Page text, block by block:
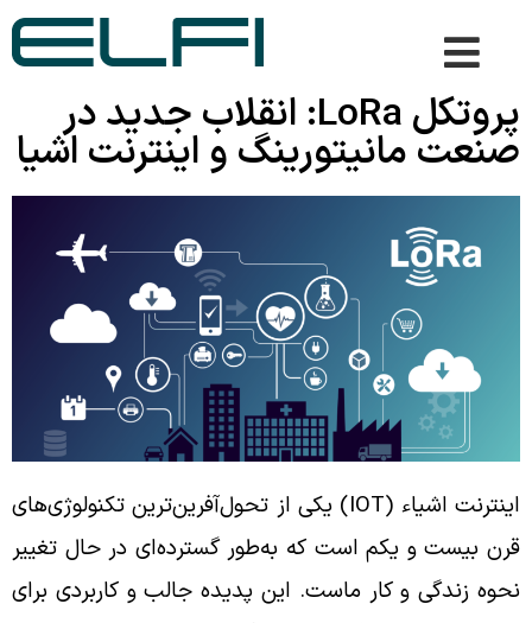
پروتکل LoRa: انقلاب جدید در
صنعت مانیتورینگ و اینترنت اشیا
اینترنت اشیاء (IOT) یکی از تحول‌آفرین‌ترین تکنولوژی‌های
قرن بیست و یکم است که به‌طور گسترده‌ای در حال تغییر
نحوه زندگی و کار ماست. این پدیده جالب و کاربردی برای